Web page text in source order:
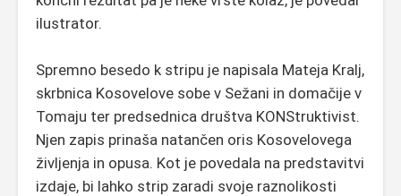
ilustrator.
Spremno besedo k stripu je napisala Mateja Kralj,
skrbnica Kosovelove sobe v Sežani in domačije v
Tomaju ter predsednica društva KONStruktivist.
Njen zapis prinaša natančen oris Kosovelovega
življenja in opusa. Kot je povedala na predstavitvi
izdaje, bi lahko strip zaradi svoje raznolikosti